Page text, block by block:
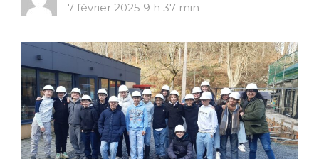
7 février 2025 9 h 37 min